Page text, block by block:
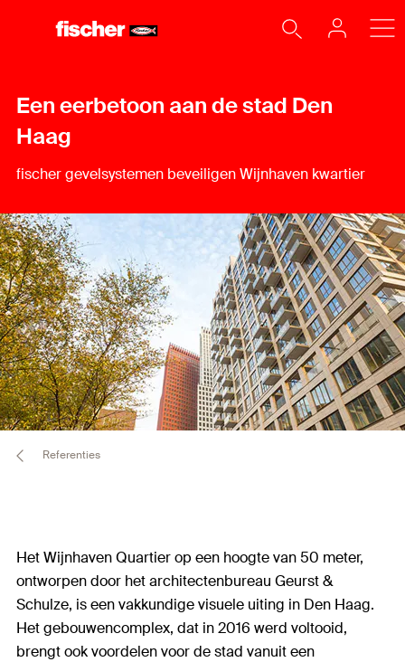
Een eerbetoon aan de stad Den
Haag
fischer gevelsystemen beveiligen Wijnhaven kwartier
Referenties
Het Wijnhaven Quartier op een hoogte van 50 meter,
ontworpen door het architectenbureau Geurst &
Schulze, is een vakkundige visuele uiting in Den Haag.
Het gebouwencomplex, dat in 2016 werd voltooid,
brengt ook voordelen voor de stad vanuit een